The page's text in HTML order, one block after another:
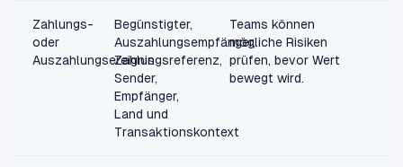
Zahlungs-
oder
Auszahlungsereignis
Begünstigter,
Auszahlungsempfänger,
Zahlungsreferenz,
Sender,
Empfänger,
Land und
Transaktionskontext
Teams können
mögliche Risiken
prüfen, bevor Wert
bewegt wird.